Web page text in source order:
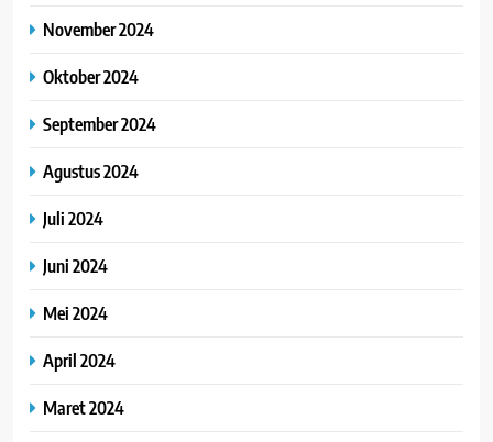
November 2024
Oktober 2024
September 2024
Agustus 2024
Juli 2024
Juni 2024
Mei 2024
April 2024
Maret 2024